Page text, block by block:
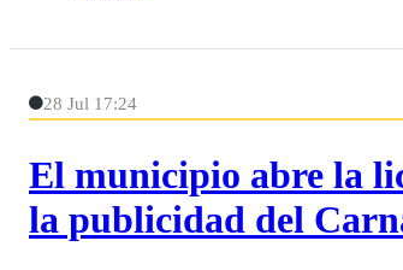
28 Jul 17:24
El municipio abre la
la publicidad del